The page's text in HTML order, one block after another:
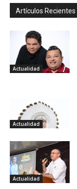
Artículos Recientes
Actualidad
Actualidad
Actualidad